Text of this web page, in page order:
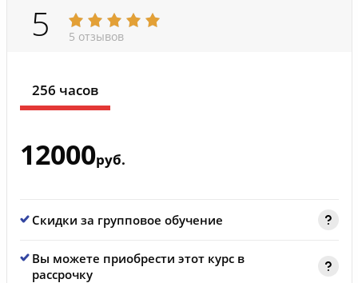
5 5 отзывов
256 часов
12000руб.
Скидки за групповое обучение
Вы можете приобрести этот курс в
рассрочку